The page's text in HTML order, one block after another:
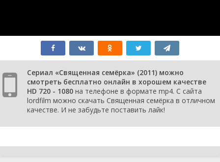
Сериал «Священная семёрка» (2011) можно
смотреть бесплатно онлайн в хорошем качестве
HD 720 - 1080 на телефоне в формате mp4. С сайта
lordfilm можно скачать Священная семёрка в отличном
качестве. И не забудьте поставить лайк!